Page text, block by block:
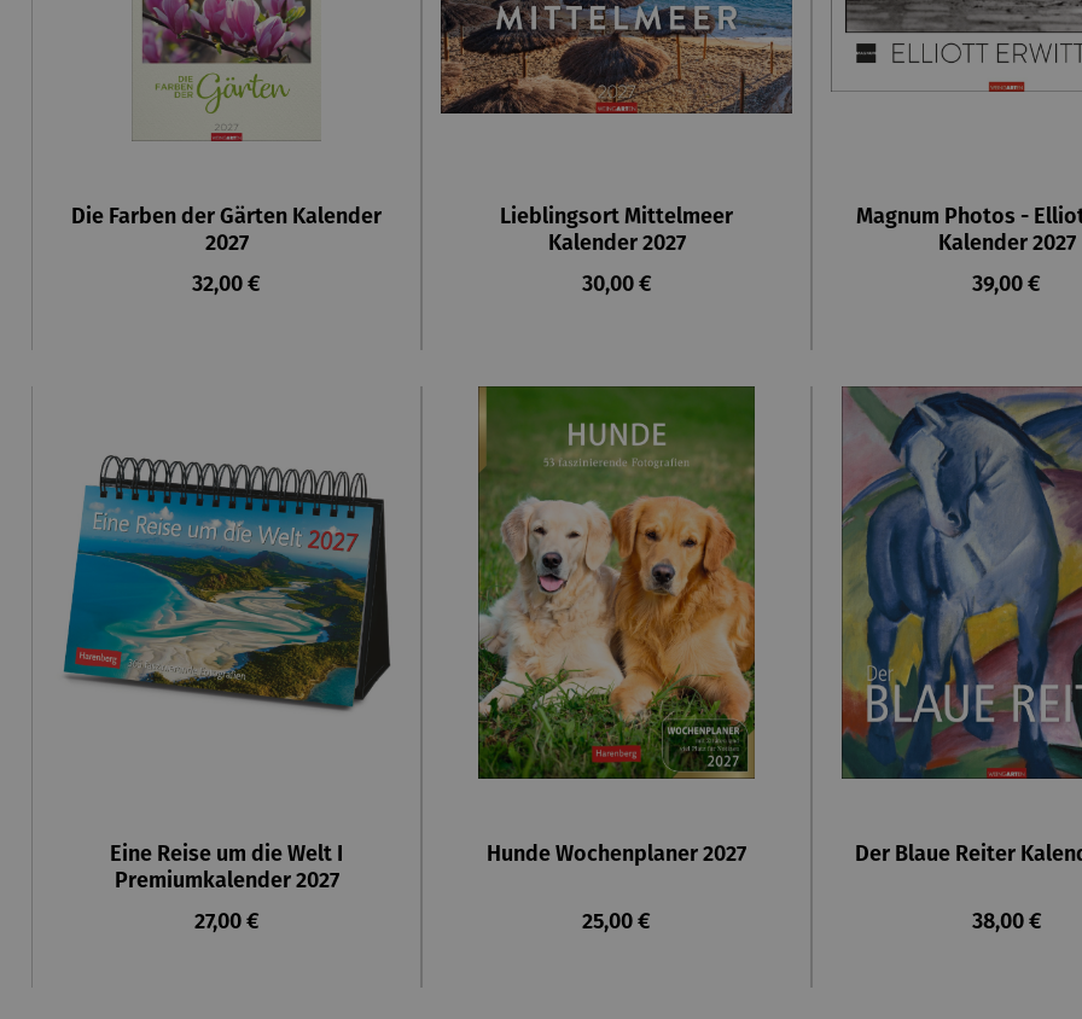
Die Farben der Gärten Kalender
2027
Regulärer Preis:
32,00 €
Lieblingsort Mittelmeer
Kalender 2027
Regulärer Preis:
30,00 €
Magnum Photos -
Kalender 2027
Regulärer
39,00 €
Eine Reise um die Welt I
Premiumkalender 2027
Regulärer Preis:
27,00 €
Hunde Wochenplaner 2027
Regulärer Preis:
25,00 €
Der Blaue Reiter
Regulärer
38,00 €